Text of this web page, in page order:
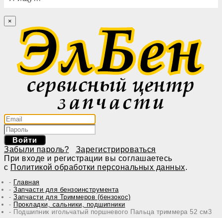
×
Войти
Забыли пароль?
Зарегистрироваться
При входе и регистрации вы соглашаетесь
с Политикой обработки персональных данных.
Главная
Запчасти для бензоинструмента
Запчасти для Триммеров (бензокос)
Прокладки, сальники, подшипники
Подшипник игольчатый поршневого Пальца триммера 52 см3